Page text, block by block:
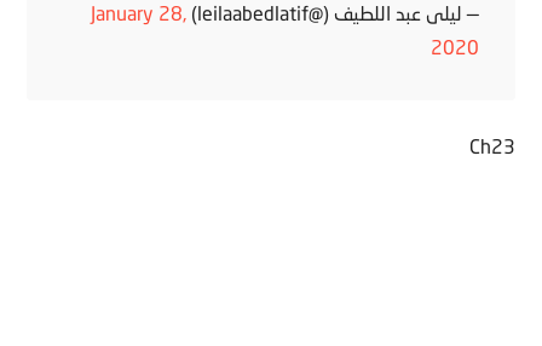
— ليلى عبد اللطيف (@leilaabedlatif)
January 28,
2020
Ch23